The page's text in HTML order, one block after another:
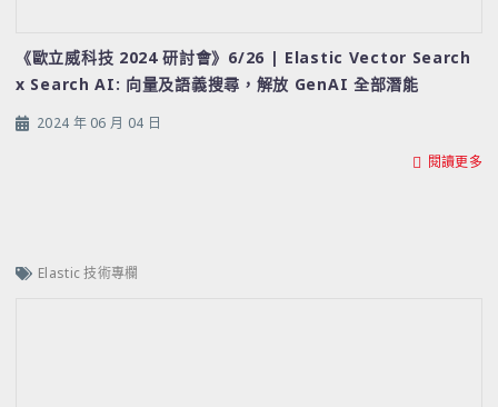
《歐立威科技 2024 研討會》6/26 | Elastic Vector Search
x Search AI: 向量及語義搜尋，解放 GenAI 全部潛能
2024 年 06 月 04 日
閱讀更多
Elastic 技術專欄